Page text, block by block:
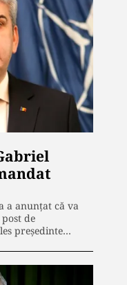
a anunțat că va
de
președinte…